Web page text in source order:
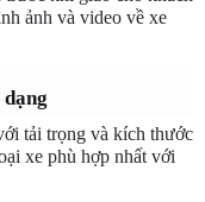
ảnh và video về xe
tải trọng và kích thước
xe phù hợp nhất với